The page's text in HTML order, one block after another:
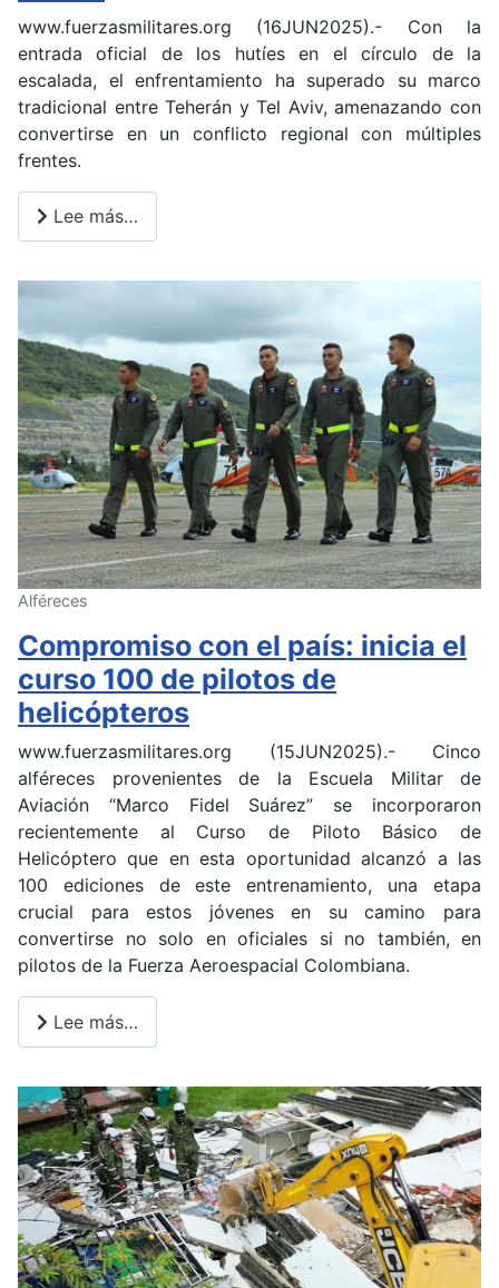
www.fuerzasmilitares.org (16JUN2025).- Con la
entrada oficial de los hutíes en el círculo de la
escalada, el enfrentamiento ha superado su marco
tradicional entre Teherán y Tel Aviv, amenazando con
convertirse en un conflicto regional con múltiples
frentes.
Lee más…
Alféreces
Compromiso con el país: inicia el
curso 100 de pilotos de
helicópteros
www.fuerzasmilitares.org (15JUN2025).- Cinco
alféreces provenientes de la Escuela Militar de
Aviación “Marco Fidel Suárez” se incorporaron
recientemente al Curso de Piloto Básico de
Helicóptero que en esta oportunidad alcanzó a las
100 ediciones de este entrenamiento, una etapa
crucial para estos jóvenes en su camino para
convertirse no solo en oficiales si no también, en
pilotos de la Fuerza Aeroespacial Colombiana.
Lee más…